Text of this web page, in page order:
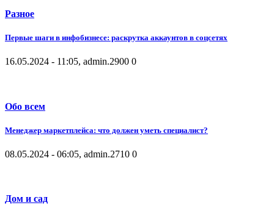
Разное
Первые шаги в инфобизнесе: раскрутка аккаунтов в соцсетях
16.05.2024 - 11:05, admin.2900 0
Обо всем
Менеджер маркетплейса: что должен уметь специалист?
08.05.2024 - 06:05, admin.2710 0
Дом и сад